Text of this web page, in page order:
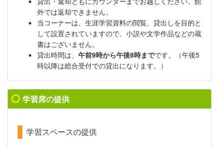
外では返却できません。
当コーナーは、生涯学習資料の閲覧、貸出しを目的と
して設置されていますので、小説や文学作品などの蔵
書はございません。
貸出時間は、 午前9時から午後8時までです。（午後5
時以降は総合受付での貸出になります。）
学習席の提供
学習スペースの提供